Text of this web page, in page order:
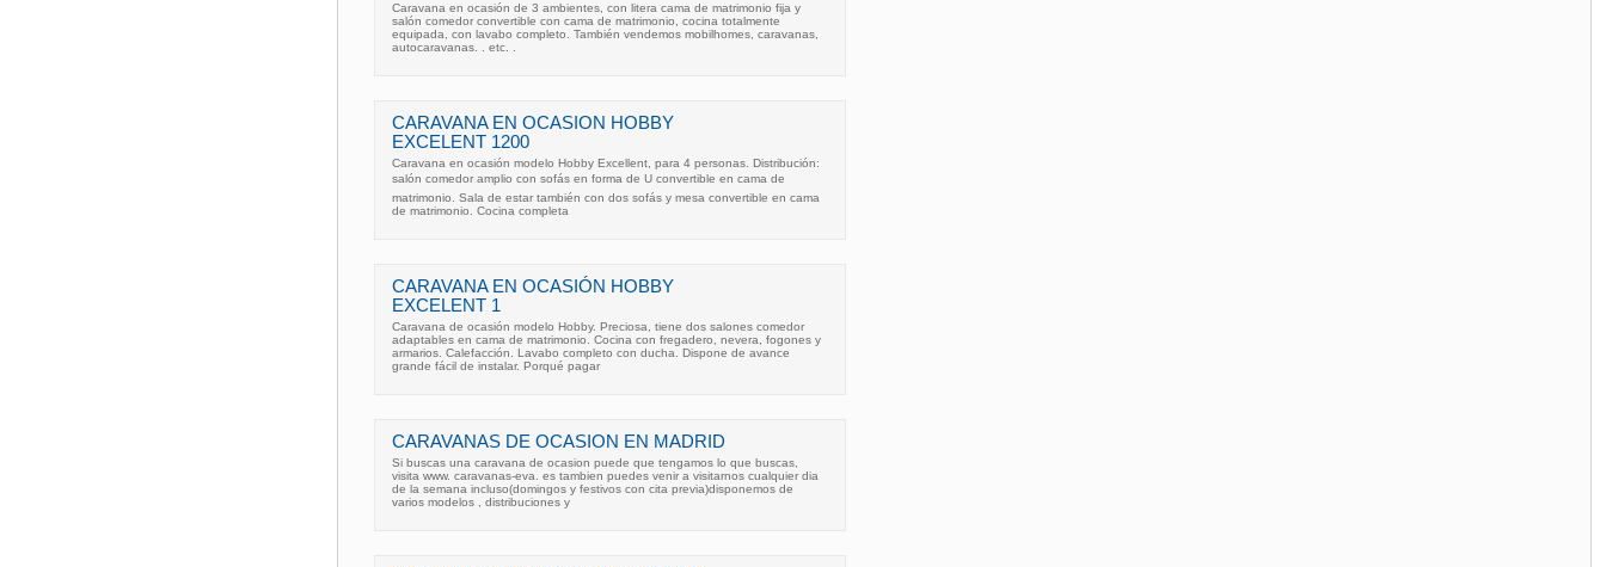
Caravana en ocasión de 3 ambientes, con litera cama de matrimonio fija y
salón comedor convertible con cama de matrimonio, cocina totalmente
equipada, con lavabo completo. También vendemos mobilhomes, caravanas,
autocaravanas. . etc. .
CARAVANA EN OCASION HOBBY
EXCELENT 1200
Caravana en ocasión modelo Hobby Excellent, para 4 personas. Distribución:
salón comedor amplio con sofás en forma de U convertible en cama de
matrimonio. Sala de estar también con dos sofás y mesa convertible en cama
de matrimonio. Cocina completa
CARAVANA EN OCASIÓN HOBBY
EXCELENT 1
Caravana de ocasión modelo Hobby. Preciosa, tiene dos salones comedor
adaptables en cama de matrimonio. Cocina con fregadero, nevera, fogones y
armarios. Calefacción. Lavabo completo con ducha. Dispone de avance
grande fácil de instalar. Porqué pagar
CARAVANAS DE OCASION EN MADRID
Si buscas una caravana de ocasion puede que tengamos lo que buscas,
visita www. caravanas-eva. es tambien puedes venir a visitarnos cualquier dia
de la semana incluso(domingos y festivos con cita previa)disponemos de
varios modelos , distribuciones y